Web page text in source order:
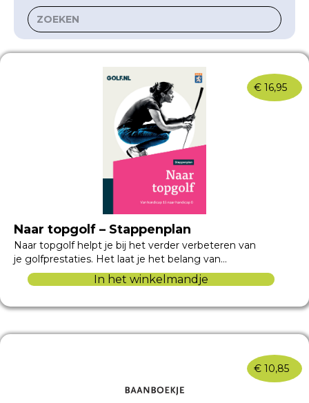
€ 16,95
Naar topgolf – Stappenplan
Naar topgolf helpt je bij het verder verbeteren van
je golfprestaties. Het laat je het belang van…
In het winkelmandje
€ 10,85